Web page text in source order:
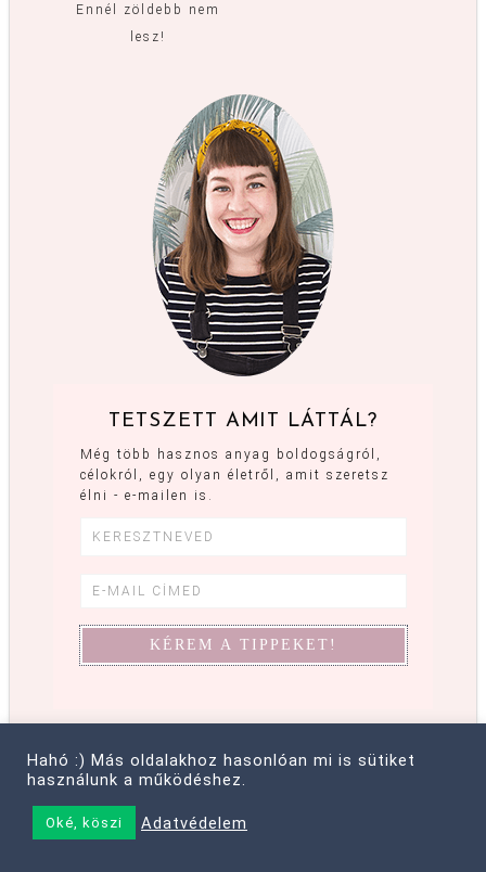
Ennél zöldebb nem
lesz!
TETSZETT AMIT LÁTTÁL?
Még több hasznos anyag boldogságról,
célokról, egy olyan életről, amit szeretsz
élni - e-mailen is.
KÖVETSZ
MÁR?
Hahó :) Más oldalakhoz hasonlóan mi is sütiket
használunk a működéshez.
Oké, köszi Adatvédelem